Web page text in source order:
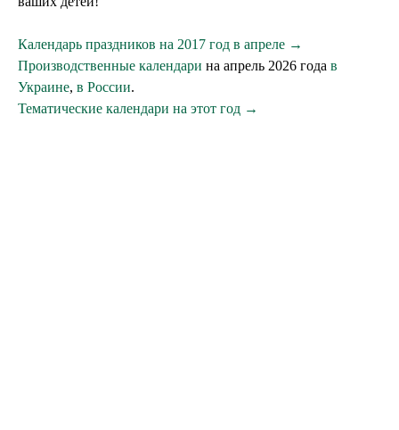
Календарь праздников на 2017 год в апреле →
Производственные календари на апрель 2026 года в
Украине, в России.
Тематические календари на этот год →